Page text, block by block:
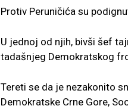
Protiv Peruničića su
U jednoj od njih, bivši šef
tadašnjeg Demokratskog
Tereti se da je nezakonito
Demokratske Crne Gore,